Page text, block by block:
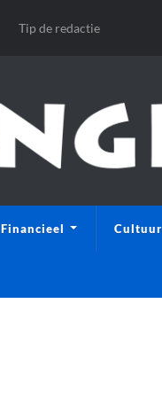
Tip de redactie
Financieel Cultuur